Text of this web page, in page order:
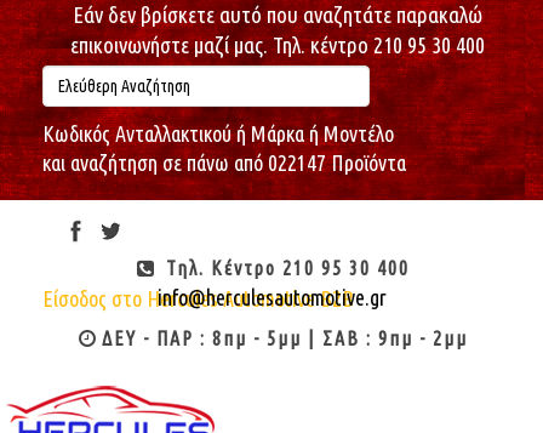
Εάν δεν βρίσκετε αυτό που αναζητάτε παρακαλώ
επικοινωνήστε μαζί μας. Τηλ. κέντρο 210 95 30 400
Κωδικός Ανταλλακτικού ή Μάρκα ή Μοντέλο
και αναζήτηση σε πάνω από 022147 Προϊόντα
Καλώς ήρθες : Επισκέπτη
Είσοδος στο Hercules Automotive B2B
Τηλ. Κέντρο 210 95 30 400
info@herculesautomotive.gr
ΔΕΥ - ΠΑΡ : 8πμ - 5μμ | ΣΑΒ : 9πμ - 2μμ